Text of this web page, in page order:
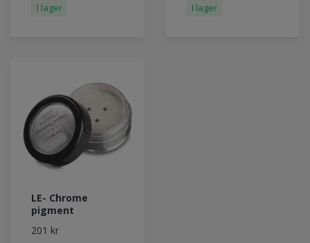
I lager I lager
LE- Chrome
pigment
201 kr